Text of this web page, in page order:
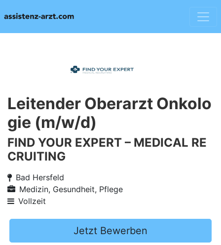
Leitender Oberarzt Onkolo
gie (m/w/d)
FIND YOUR EXPERT – MEDICAL RE
CRUITING
Bad Hersfeld
Medizin, Gesundheit, Pflege
Vollzeit
Jetzt Bewerben